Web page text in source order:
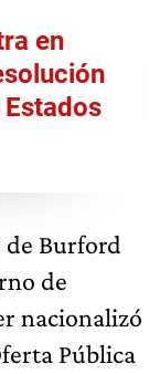
en
de Burford
de
nacionalizó
Pública